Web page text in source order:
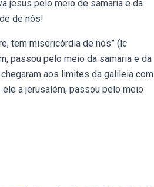
jesus pelo meio de samaria e da
de nós!
tem misericórdia de nós” (lc
passou pelo meio da samaria e da
aos limites da galileia com
a jerusalém, passou pelo meio